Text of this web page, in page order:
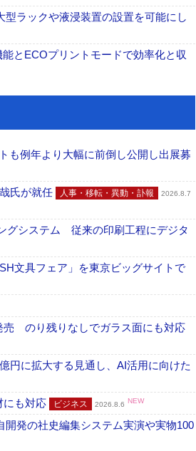
ラックや液浸装置の設置を可能にし
とECOプリントモードで効率化と収
例年より大幅に前倒し公開し出展募
氏が就任 人事・移転・異動・訃報
2026.8.7
グシステム 従来の印刷工程にデジタ
文具フェア」を東京ビッグサイトで
売 のり残りなしでガラス面にも対応
に拡大する見通し、AI活用に向けた
にも対応 ビジネス 2026.8.6 NEW
発の社史編集システム実演や実物100